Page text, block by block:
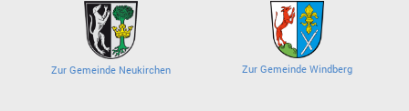
Zur Gemeinde Neukirchen Zur Gemeinde Windberg